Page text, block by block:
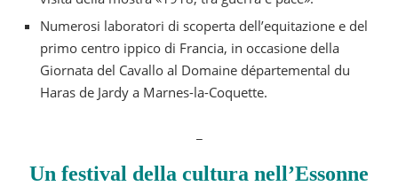
Numerosi laboratori di scoperta dell’equitazione e del
primo centro ippico di Francia, in occasione della
Giornata del Cavallo al Domaine départemental du
Haras de Jardy a Marnes-la-Coquette.
Un festival della cultura nell’Essonne